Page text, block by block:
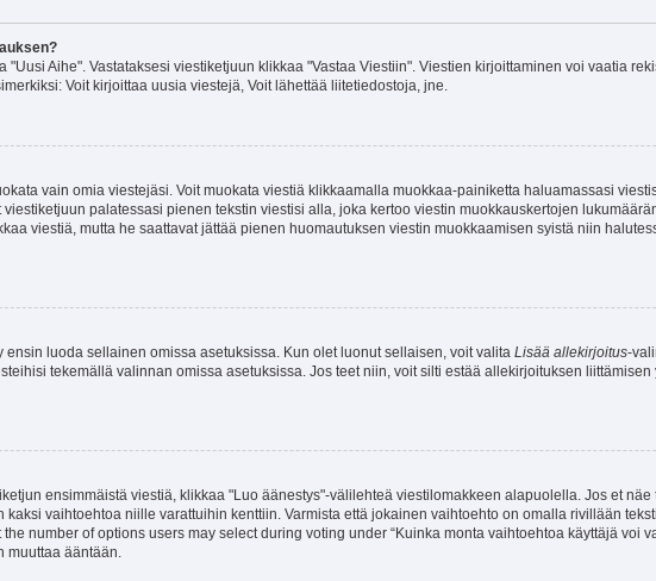
Aihe". Vastataksesi viestiketjuun klikkaa "Vastaa Viestiin". Viestien kirjoittaminen voi vaatia
Voit kirjoittaa uusia viestejä, Voit lähettää liitetiedostoja, jne.
vain omia viestejäsi. Voit muokata viestiä klikkaamalla muokkaa-painiketta haluamassasi
palatessasi pienen tekstin viestisi alla, joka kertoo viestin muokkauskertojen
viestiä, mutta he saattavat jättää pienen huomautuksen viestin muokkaamisen syistä niin
luoda sellainen omissa asetuksissa. Kun olet luonut sellaisen, voit valita Lisää allekirjoitus-
tekemällä valinnan omissa asetuksissa. Jos teet niin, voit silti estää allekirjoituksen
ensimmäistä viestiä, klikkaa "Luo äänestys"-välilehteä viestilomakkeen alapuolella. Jos et
vaihtoehtoa niille varattuihin kenttiin. Varmista että jokainen vaihtoehto on omalla rivillään
number of options users may select during voting under “Kuinka monta vaihtoehtoa käyttäjä voi
ääntään.